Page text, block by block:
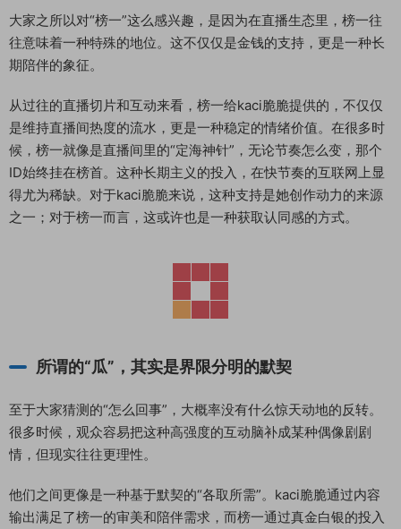
大家之所以对“榜一”这么感兴趣，是因为在直播生态里，榜一往
往意味着一种特殊的地位。这不仅仅是金钱的支持，更是一种长
期陪伴的象征。
从过往的直播切片和互动来看，榜一给kaci脆脆提供的，不仅仅
是维持直播间热度的流水，更是一种稳定的情绪价值。在很多时
候，榜一就像是直播间里的“定海神针”，无论节奏怎么变，那个
ID始终挂在榜首。这种长期主义的投入，在快节奏的互联网上显
得尤为稀缺。对于kaci脆脆来说，这种支持是她创作动力的来源
之一；对于榜一而言，这或许也是一种获取认同感的方式。
所谓的“瓜”，其实是界限分明的默契
至于大家猜测的“怎么回事”，大概率没有什么惊天动地的反转。
很多时候，观众容易把这种高强度的互动脑补成某种偶像剧剧
情，但现实往往更理性。
他们之间更像是一种基于默契的“各取所需”。kaci脆脆通过内容
输出满足了榜一的审美和陪伴需求，而榜一通过真金白银的投入